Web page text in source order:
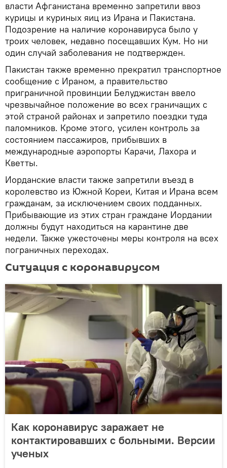
власти Афганистана временно запретили ввоз
курицы и куриных яиц из Ирана и Пакистана.
Подозрение на наличие коронавируса было у
троих человек, недавно посещавших Кум. Но ни
один случай заболевания не подтвержден.
Пакистан также временно прекратил транспортное
сообщение с Ираном, а правительство
приграничной провинции Белуджистан ввело
чрезвычайное положение во всех граничащих с
этой страной районах и запретило поездки туда
паломников. Кроме этого, усилен контроль за
состоянием пассажиров, прибывших в
международные аэропорты Карачи, Лахора и
Кветты.
Иорданские власти также запретили въезд в
королевство из Южной Кореи, Китая и Ирана всем
гражданам, за исключением своих подданных.
Прибывающие из этих стран граждане Иордании
должны будут находиться на карантине две
недели. Также ужесточены меры контроля на всех
пограничных переходах.
Ситуация с коронавирусом
Как коронавирус заражает не
контактировавших с больными. Версии
ученых